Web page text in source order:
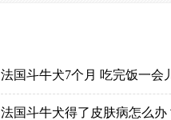
法国斗牛犬7个月 吃完饭一会
法国斗牛犬得了皮肤病怎么办